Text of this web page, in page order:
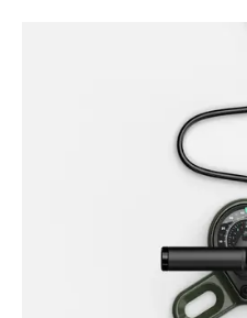
per poter leggere la